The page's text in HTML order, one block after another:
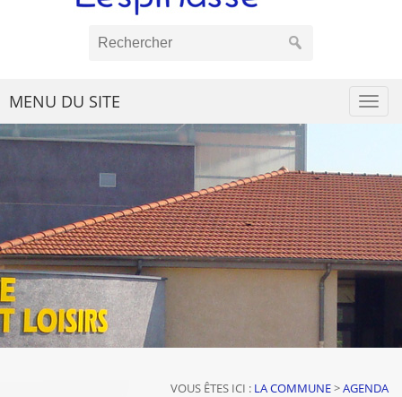
MENU DU SITE
VOUS ÊTES ICI : LA COMMUNE>AGENDA